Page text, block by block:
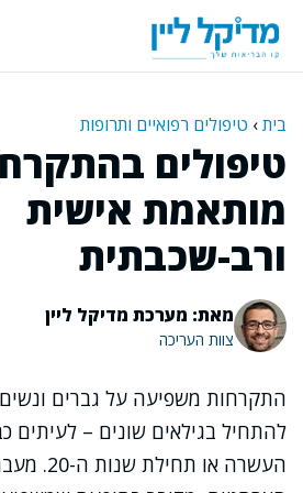
לתוכן
בית› טיפולים רפואיים ותרופות
טיפולים
מותאמת אישית
ורב-שכבתית
מאת: מערכת מדיקל ליין
צוות העריכה
התקרחות משפיעה על גברים ונשים
להתחיל בגילאים שונים – לעיתים
העשרה או